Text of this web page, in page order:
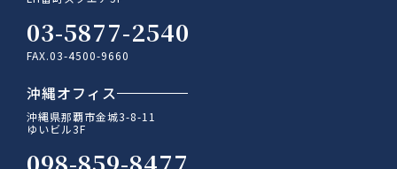
03-5877-2540
FAX.03-4500-9660
沖縄オフィス
沖縄県那覇市金城3-8-11
ゆいビル3F
098-859-8477